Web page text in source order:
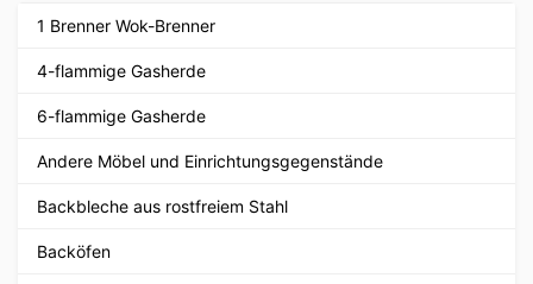
1 Brenner Wok-Brenner
4-flammige Gasherde
6-flammige Gasherde
Andere Möbel und Einrichtungsgegenstände
Backbleche aus rostfreiem Stahl
Backöfen